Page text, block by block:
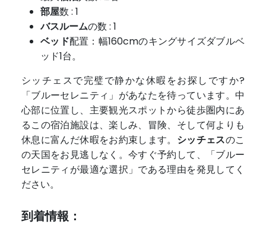
部屋数 : 1
バスルームの数 : 1
ベッド配置：幅160cmのキングサイズダブルベ
ッド1台。
シッチェスで完璧で静かな休暇をお探しですか?
「ブルーセレニティ」があなたを待っています。中
心部に位置し、主要観光スポットから徒歩圏内にあ
るこの宿泊施設は、楽しみ、冒険、そして何よりも
休息に富んだ休暇をお約束します。 シッチェスのこ
の天国をお見逃しなく。今すぐ予約して、「ブルー
セレニティが最適な選択」である理由を発見してく
ださい。
到着情報：